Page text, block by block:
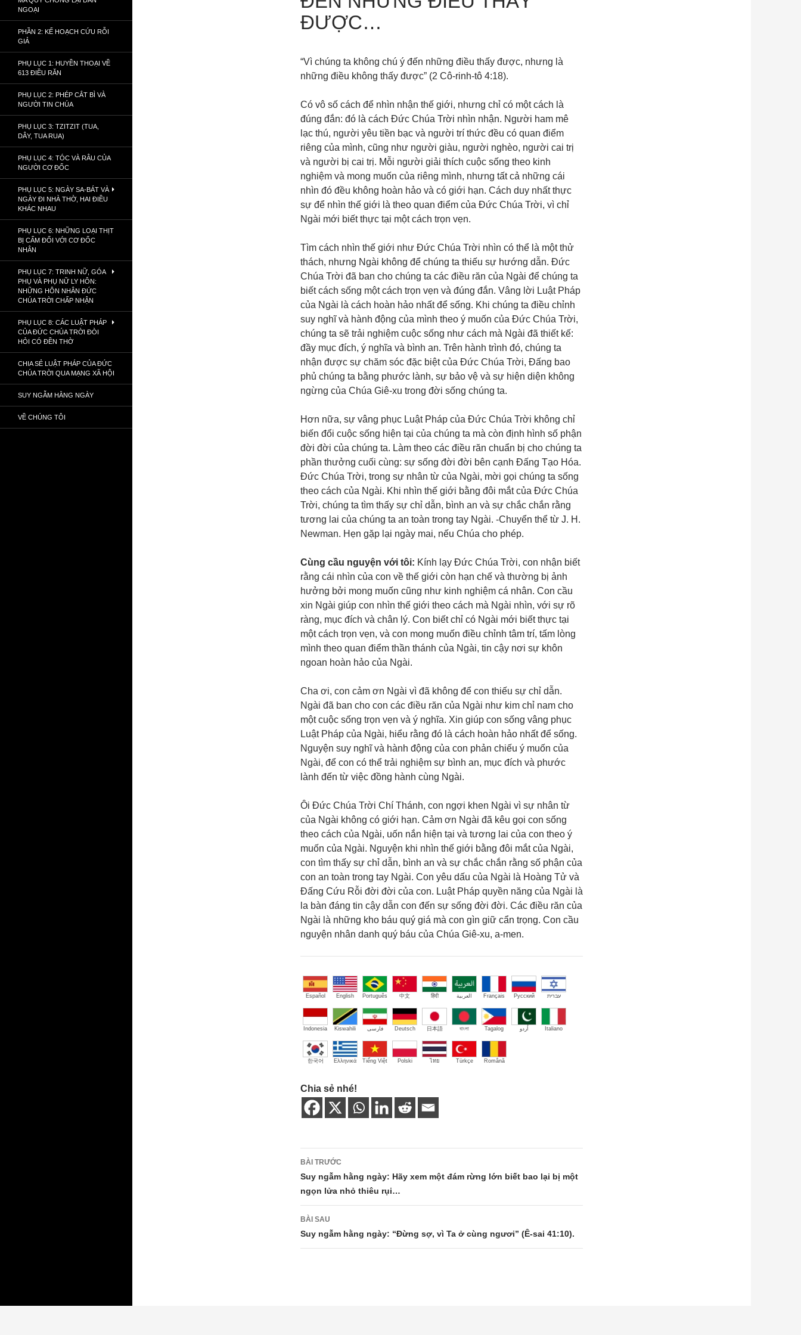
ĐƯỢC…
“Vì chúng ta không chú ý đến những điều thấy được, nhưng là
những điều không thấy được” (2 Cô-rinh-tô 4:18).
Có vô số cách để nhìn nhận thế giới, nhưng chỉ có một cách là
đúng đắn: đó là cách Đức Chúa Trời nhìn nhận. Người ham mê
lạc thú, người yêu tiền bạc và người trí thức đều có quan điểm
riêng của mình, cũng như người giàu, người nghèo, người cai trị
và người bị cai trị. Mỗi người giải thích cuộc sống theo kinh
nghiệm và mong muốn của riêng mình, nhưng tất cả những cái
nhìn đó đều không hoàn hảo và có giới hạn. Cách duy nhất thực
sự để nhìn thế giới là theo quan điểm của Đức Chúa Trời, vì chỉ
Ngài mới biết thực tại một cách trọn vẹn.
Tìm cách nhìn thế giới như Đức Chúa Trời nhìn có thể là một thử
thách, nhưng Ngài không để chúng ta thiếu sự hướng dẫn. Đức
Chúa Trời đã ban cho chúng ta các điều răn của Ngài để chúng ta
biết cách sống một cách trọn vẹn và đúng đắn. Vâng lời Luật Pháp
của Ngài là cách hoàn hảo nhất để sống. Khi chúng ta điều chỉnh
suy nghĩ và hành động của mình theo ý muốn của Đức Chúa Trời,
chúng ta sẽ trải nghiệm cuộc sống như cách mà Ngài đã thiết kế:
đầy mục đích, ý nghĩa và bình an. Trên hành trình đó, chúng ta
nhận được sự chăm sóc đặc biệt của Đức Chúa Trời, Đấng bao
phủ chúng ta bằng phước lành, sự bảo vệ và sự hiện diện không
ngừng của Chúa Giê-xu trong đời sống chúng ta.
Hơn nữa, sự vâng phục Luật Pháp của Đức Chúa Trời không chỉ
biến đổi cuộc sống hiện tại của chúng ta mà còn định hình số phận
đời đời của chúng ta. Làm theo các điều răn chuẩn bị cho chúng ta
phần thưởng cuối cùng: sự sống đời đời bên cạnh Đấng Tạo Hóa.
Đức Chúa Trời, trong sự nhân từ của Ngài, mời gọi chúng ta sống
theo cách của Ngài. Khi nhìn thế giới bằng đôi mắt của Đức Chúa
Trời, chúng ta tìm thấy sự chỉ dẫn, bình an và sự chắc chắn rằng
tương lai của chúng ta an toàn trong tay Ngài. -Chuyển thể từ J. H.
Newman. Hẹn gặp lại ngày mai, nếu Chúa cho phép.
Cùng cầu nguyện với tôi: Kính lạy Đức Chúa Trời, con nhận biết
rằng cái nhìn của con về thế giới còn hạn chế và thường bị ảnh
hưởng bởi mong muốn cũng như kinh nghiệm cá nhân. Con cầu
xin Ngài giúp con nhìn thế giới theo cách mà Ngài nhìn, với sự rõ
ràng, mục đích và chân lý. Con biết chỉ có Ngài mới biết thực tại
một cách trọn vẹn, và con mong muốn điều chỉnh tâm trí, tấm lòng
mình theo quan điểm thần thánh của Ngài, tin cậy nơi sự khôn
ngoan hoàn hảo của Ngài.
Cha ơi, con cảm ơn Ngài vì đã không để con thiếu sự chỉ dẫn.
Ngài đã ban cho con các điều răn của Ngài như kim chỉ nam cho
một cuộc sống trọn vẹn và ý nghĩa. Xin giúp con sống vâng phục
Luật Pháp của Ngài, hiểu rằng đó là cách hoàn hảo nhất để sống.
Nguyện suy nghĩ và hành động của con phản chiếu ý muốn của
Ngài, để con có thể trải nghiệm sự bình an, mục đích và phước
lành đến từ việc đồng hành cùng Ngài.
Ôi Đức Chúa Trời Chí Thánh, con ngợi khen Ngài vì sự nhân từ
của Ngài không có giới hạn. Cảm ơn Ngài đã kêu gọi con sống
theo cách của Ngài, uốn nắn hiện tại và tương lai của con theo ý
muốn của Ngài. Nguyện khi nhìn thế giới bằng đôi mắt của Ngài,
con tìm thấy sự chỉ dẫn, bình an và sự chắc chắn rằng số phận của
con an toàn trong tay Ngài. Con yêu dấu của Ngài là Hoàng Tử và
Đấng Cứu Rỗi đời đời của con. Luật Pháp quyền năng của Ngài là
la bàn đáng tin cậy dẫn con đến sự sống đời đời. Các điều răn của
Ngài là những kho báu quý giá mà con gìn giữ cẩn trọng. Con cầu
nguyện nhân danh quý báu của Chúa Giê-xu, a-men.
Español English Português 中文 हिंदी العربية Français Русский עברית
Indonesia Kiswahili فارسی Deutsch 日本語 বাংলা Tagalog اُردو Italiano
한국어 Ελληνικά Tiếng Việt Polski ไทย Türkçe Română
Chia sẻ nhé!
Điều
hướng
bài
viết
BÀI TRƯỚC
Suy ngẫm hằng ngày: Hãy xem một đám rừng lớn biết bao lại bị một
ngọn lửa nhỏ thiêu rụi…
BÀI SAU
Suy ngẫm hằng ngày: “Đừng sợ, vì Ta ở cùng ngươi” (Ê-sai 41:10).
NGOẠI
PHẦN 2: KẾ HOẠCH CỨU RỖI
GIẢ
PHỤ LỤC 1: HUYỀN THOẠI VỀ
613 ĐIỀU RĂN
PHỤ LỤC 2: PHÉP CẮT BÌ VÀ
NGƯỜI TIN CHÚA
PHỤ LỤC 3: TZITZIT (TUA,
DÂY, TUA RUA)
PHỤ LỤC 4: TÓC VÀ RÂU CỦA
NGƯỜI CƠ ĐỐC
PHỤ LỤC 5: NGÀY SA-BÁT VÀ
NGÀY ĐI NHÀ THỜ, HAI ĐIỀU
KHÁC NHAU
PHỤ LỤC 6: NHỮNG LOẠI THỊT
BỊ CẤM ĐỐI VỚI CƠ ĐỐC
NHÂN
PHỤ LỤC 7: TRINH NỮ, GÓA
PHỤ VÀ PHỤ NỮ LY HÔN:
NHỮNG HÔN NHÂN ĐỨC
CHÚA TRỜI CHẤP NHẬN
PHỤ LỤC 8: CÁC LUẬT PHÁP
CỦA ĐỨC CHÚA TRỜI ĐÒI
HỎI CÓ ĐỀN THỜ
CHIA SẺ LUẬT PHÁP CỦA ĐỨC
CHÚA TRỜI QUA MẠNG XÃ HỘI
SUY NGẪM HẰNG NGÀY
VỀ CHÚNG TÔI